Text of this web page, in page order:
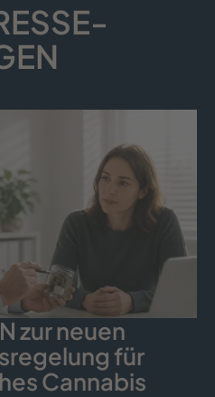
zur neuen
für
Cannabis